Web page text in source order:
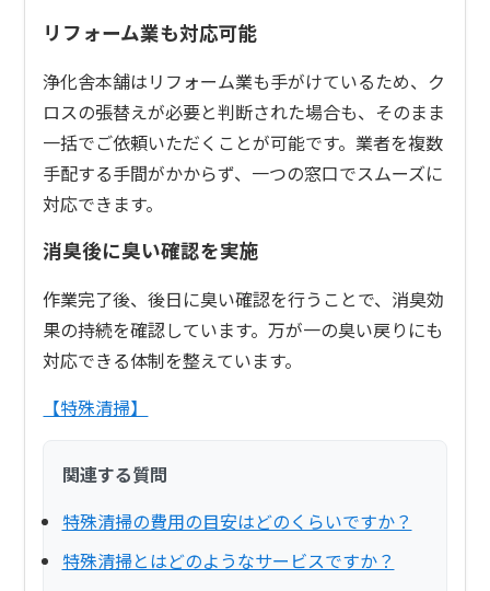
リフォーム業も対応可能
浄化舎本舗はリフォーム業も手がけているため、ク
ロスの張替えが必要と判断された場合も、そのまま
一括でご依頼いただくことが可能です。業者を複数
手配する手間がかからず、一つの窓口でスムーズに
対応できます。
消臭後に臭い確認を実施
作業完了後、後日に臭い確認を行うことで、消臭効
果の持続を確認しています。万が一の臭い戻りにも
対応できる体制を整えています。
【特殊清掃】
関連する質問
特殊清掃の費用の目安はどのくらいですか？
特殊清掃とはどのようなサービスですか？